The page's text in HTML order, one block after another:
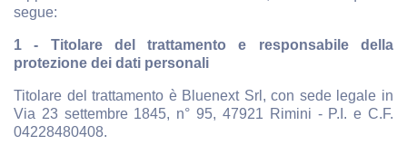
segue:
1 - Titolare del trattamento e responsabile della
protezione dei dati personali
Titolare del trattamento è Bluenext Srl, con sede legale in
Via 23 settembre 1845, n° 95, 47921 Rimini - P.I. e C.F.
04228480408.